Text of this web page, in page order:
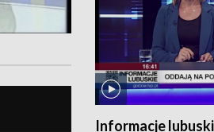
Informacje